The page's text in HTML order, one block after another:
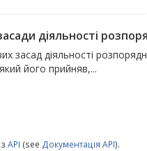
діяльності
засад діяльності
його прийняв,...
API (see Документація API).